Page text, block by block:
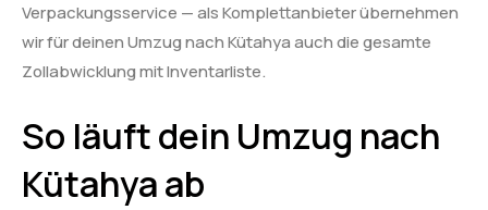
Verpackungsservice — als Komplettanbieter übernehmen
wir für deinen Umzug nach Kütahya auch die gesamte
Zollabwicklung mit Inventarliste.
So läuft dein Umzug nach
Kütahya ab